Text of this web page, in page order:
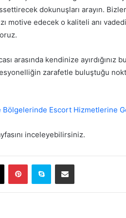
dokunuşları arayın.
motive edecek o kaliteli anı
arasında kendinize ayırdığınız
zarafetle buluştuğu
Escort Hizmetlerine
inceleyebilirsiniz.
PinterestSkype E-Posta ile paylaş